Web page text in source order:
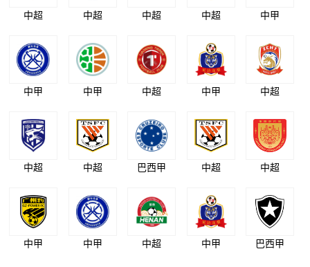
中超 中超 中超 中超 中甲
中甲 中甲 中超 中甲 中超
中超 中超 巴西甲 中超 中超
中甲 中甲 中超 中甲 巴西甲